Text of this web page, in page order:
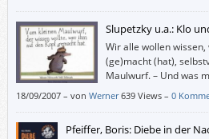
Slupetzky u.a.: Klo
Wir alle wollen
(ge)macht (hat),
Maulwurf. – Und was
schon allein aufs Klo
18/09/2007– von Werner 639 Views – 0
Pfeiffer, Boris: Diebe in der